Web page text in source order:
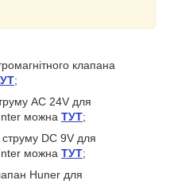
клапана
;
АС 24V для
можна ТУТ;
струму DC 9V для
можна ТУТ;
Huner для